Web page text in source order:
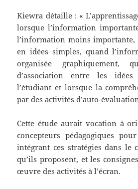
Kiewra détaille : «
lorsque l’information
l’information moins importante,
en idées simples, quand
organisée graphiquement,
d’association entre les
l’étudiant et lorsque la
par des activités d’auto-
Cette étude aurait vocation à
concepteurs pédagogiques
intégrant ces stratégies dans le
qu’ils proposent, et les
œuvre des activités à l’écran.